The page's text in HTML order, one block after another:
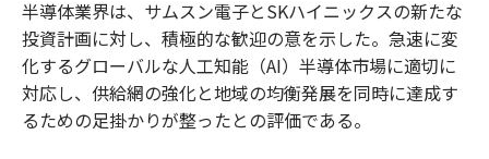
半導体業界は、サムスン電子とSKハイニックスの新たな
投資計画に対し、積極的な歓迎の意を示した。急速に変
化するグローバルな人工知能（AI）半導体市場に適切に
対応し、供給網の強化と地域の均衡発展を同時に達成す
るための足掛かりが整ったとの評価である。